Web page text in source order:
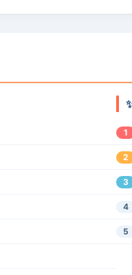
1
2
3
4
5